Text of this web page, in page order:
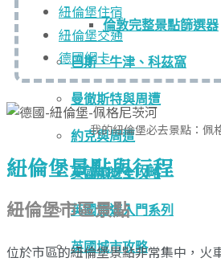
倫敦完整景點篩選器
巴斯、牛津、科茲窩
曼徹斯特與周遭
約克與周遭
英國旅遊全攻略
英國旅遊入門系列
英國城市攻略
紐倫堡住宿
紐倫堡交通
德國網卡
我的紐倫堡必去景點：佩
紐倫堡景點與行程
紐倫堡市區景點
位於市區的紐倫堡景點非常集中，火